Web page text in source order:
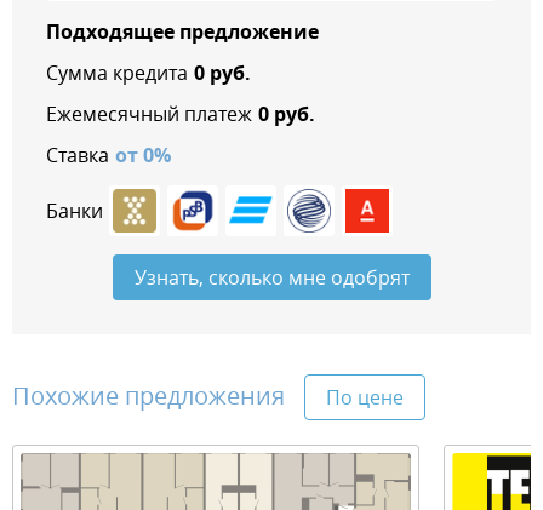
Подходящее предложение
Сумма кредита 0руб.
Ежемесячный платеж 0руб.
Ставка от0%
Банки
Узнать, сколько мне одобрят
Похожие предложения По цене